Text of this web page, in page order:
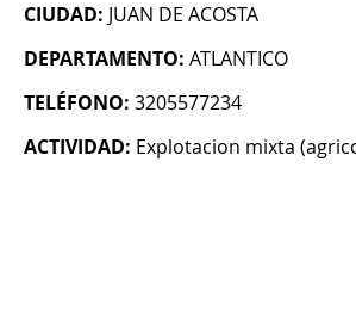
CIUDAD: JUAN DE ACOSTA
DEPARTAMENTO: ATLANTICO
TELÉFONO: 3205577234
ACTIVIDAD: Explotacion mixta